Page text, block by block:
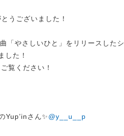
うございました！
「やさしいひと」をリリースした
した！
覧ください！
Yup’inさん✨@y__u__p